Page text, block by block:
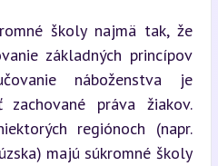
školy najmä tak, že
základných princípov
náboženstva je
práva žiakov.
regiónoch (napr.
majú súkromné školy